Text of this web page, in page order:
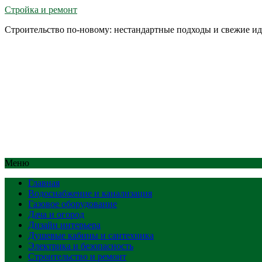
Стройка и ремонт
Строительство по-новому: нестандартные подходы и свежие
Меню
Главная
Водоснабжение и канализация
Газовое оборудование
Дача и огород
Дизайн интерьера
Душевые кабины и сантехника
Электрика и безопасность
Строительство и ремонт